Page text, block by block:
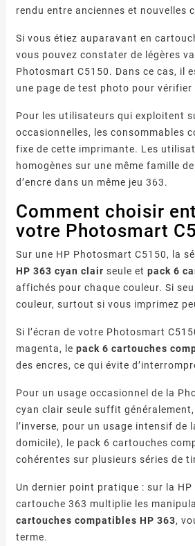
Messages D’erreur Fréquents
Sur Imprimante Canon :
Solutions Et Dépannage
U043, 1403, B200, 5B00,
cartouche non reconnue…
Décryptez les messages
d'erreur de votre imprimante
Canon et résolvez chaque
code pas à pas.
de
rendu entre anciennes et nouvelles
Si vous étiez auparavant en
vous pouvez constater de légères
Photosmart C5150. Dans ce cas, il
une page de test photo pour
Pour les utilisateurs qui exploitent
occasionnelles, les consommables
fixe de cette imprimante. Les
homogènes sur une même famille
d’encre dans un même jeu 363.
Comment choisir
votre Photosmart
Sur une HP Photosmart C5150, la
HP 363 cyan clair seule etpack 6
affichés pour chaque couleur. Si
couleur, surtout si vous imprimez
Si l’écran de votre Photosmart
magenta, lepack 6 cartouches
des encres, ce qui évite
Pour un usage occasionnel de la
cyan clair seule suffit
l’inverse, pour un usage intensif
domicile), le pack 6 cartouches
cohérentes sur plusieurs séries de
Un dernier point pratique : sur la
cartouche 363 multiplie les
cartouches compatibles HP 363,
terme.